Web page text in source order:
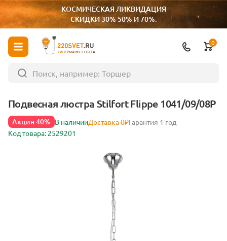
КОСМИЧЕСКАЯ ЛИКВИДАЦИЯ
СКИДКИ 30% 50% И 70%.
ГИПЕРМАРКЕТ СВЕТА
0
Подвесная люстра Stilfort Flippe 1041/09/08P
Акция 40% В наличииДоставка 0₽Гарантия 1 год
Код товара: 2529201